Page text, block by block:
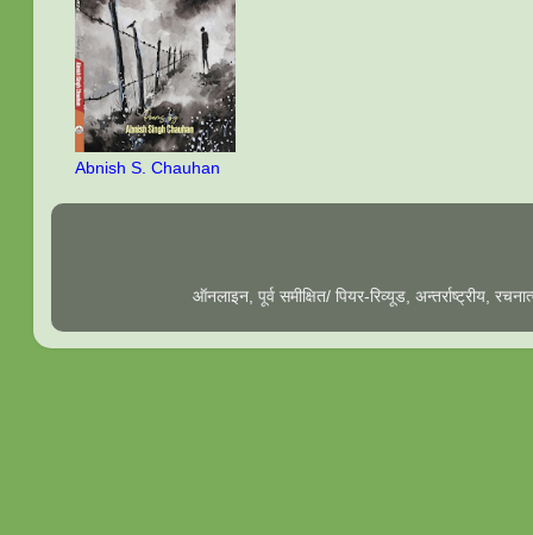
Abnish S. Chauhan
ऑनलाइन, पूर्व समीक्षित/ पियर-रिव्यूड, अन्तर्राष्ट्रीय,